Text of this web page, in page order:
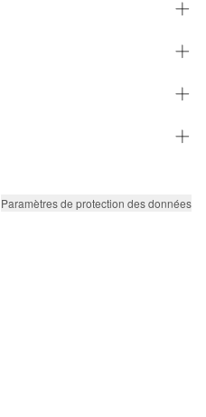
Paramètres de protection des données